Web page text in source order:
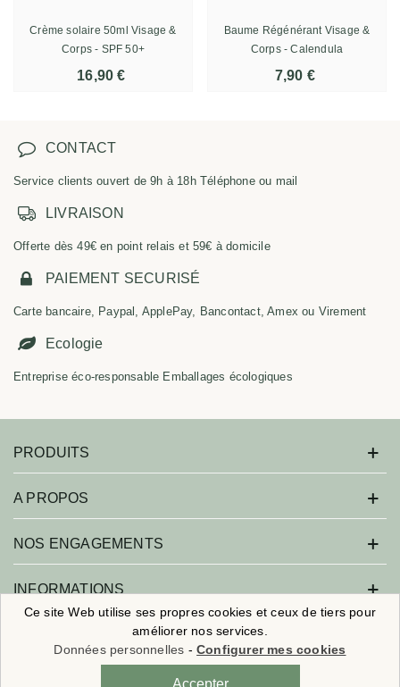
Crème solaire 50ml Visage &
Corps - SPF 50+
16,90 €
Baume Régénérant Visage &
Corps - Calendula
7,90 €
CONTACT
Service clients ouvert de 9h à 18h Téléphone ou mail
LIVRAISON
Offerte dès 49€ en point relais et 59€ à domicile
PAIEMENT SECURISÉ
Carte bancaire, Paypal, ApplePay, Bancontact, Amex ou Virement
Ecologie
Entreprise éco-responsable Emballages écologiques
PRODUITS
A PROPOS
NOS ENGAGEMENTS
INFORMATIONS
Savonne moi ! - Tous droits réservés.
Agence Web Beforcom- Référencement :
×
Nouveaux clients :5€ de remisesur
Ce site Web utilise ses propres cookies et ceux de tiers pour
améliorer nos services.
Données personnelles -Configurer mes cookies
Accepter